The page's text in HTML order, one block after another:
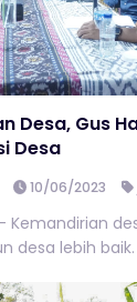
Desa, Gus
Desa
10/06/2023
– Kemandirian
desa lebih baik.